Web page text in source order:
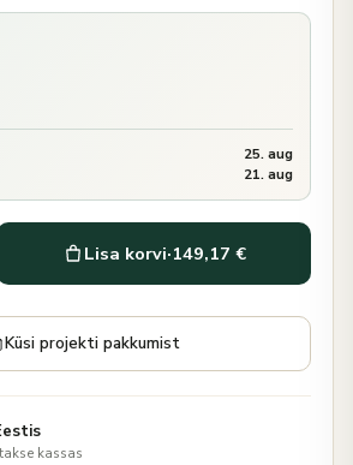
25. aug
21. aug
Lisa korvi·149,17 €
Küsi projekti pakkumist
kassas